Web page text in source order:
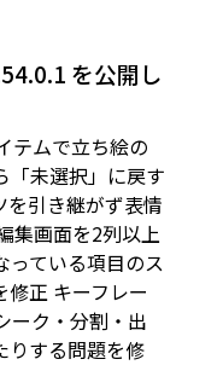
を公開し
テムで立ち絵の
「未選択」に戻す
を引き継がず表情
集画面を2列以上
っている項目のス
正 キーフレー
ーク・分割・出
りする問題を修